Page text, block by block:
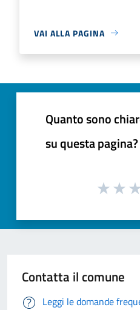
VAI ALLA PAGINA
Quanto sono
su questa pagina?
Contatta il comune
Leggi le domande